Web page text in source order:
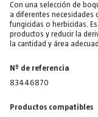
Con una selección de
a diferentes necesidades
fungicidas o herbicidas.
productos y reducir la
la cantidad y área
Nº de referencia
83446870
Productos compatibles